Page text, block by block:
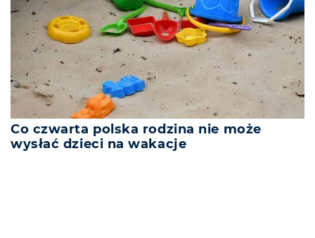
Co czwarta polska rodzina nie może
wysłać dzieci na wakacje